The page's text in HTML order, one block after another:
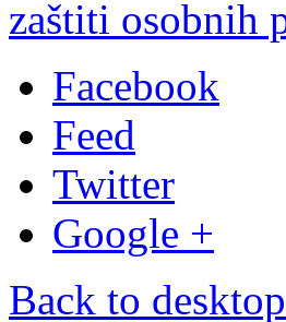
zaštiti osobnih
Facebook
Feed
Twitter
Google +
Back to